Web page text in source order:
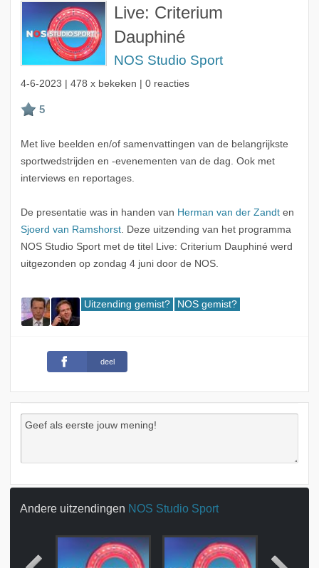
Live: Criterium
Dauphiné
NOS Studio Sport
4-6-2023 | 478 x bekeken | 0 reacties
Met live beelden en/of samenvattingen van de belangrijkste
sportwedstrijden en -evenementen van de dag. Ook met
interviews en reportages.
De presentatie was in handen van Herman van der Zandten
Sjoerd van Ramshorst. Deze uitzending van het programma
NOS Studio Sport met de titel Live: Criterium Dauphiné werd
uitgezonden op zondag 4 juni door de NOS.
Uitzending gemist? NOS gemist?
deel
Andere uitzendingen NOS Studio Sport